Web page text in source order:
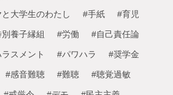
大学生のわたし #手紙 #育児
養子縁組 #労働 #自己責任論
スメント #パワハラ #奨学金
#感音難聴 #難聴 #聴覚過敏